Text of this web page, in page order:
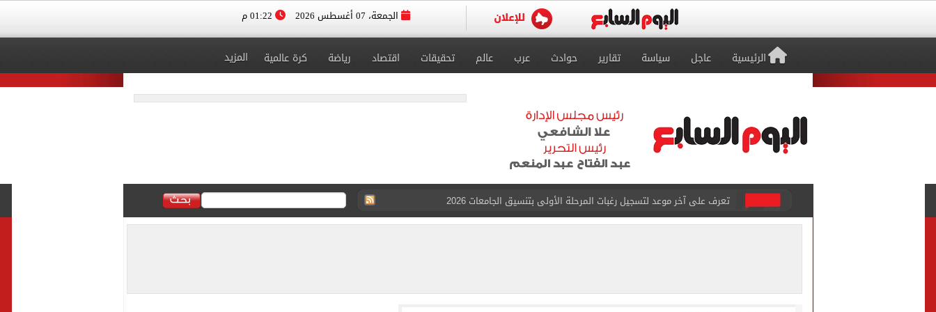
الجمعة، 07 أغسطس 2026
الرئيسية عاجل سياسة تقارير حوادث عرب عالم تحقيقات اقتصاد رياضة كرة عالمية المزيد
متى تنتهى تظلمات الثانوية العامة 2026.. والفترة المتبقية للتقديم إلكترونيا
بيزيرا يتمسك بالرحيل عن الزمالك ويدرس خيارات جديدة رغم رفض النادي بيعه
مكتب التنسيق: إتاحة تعديل الرغبات حتى غلق المرحلة الأولى